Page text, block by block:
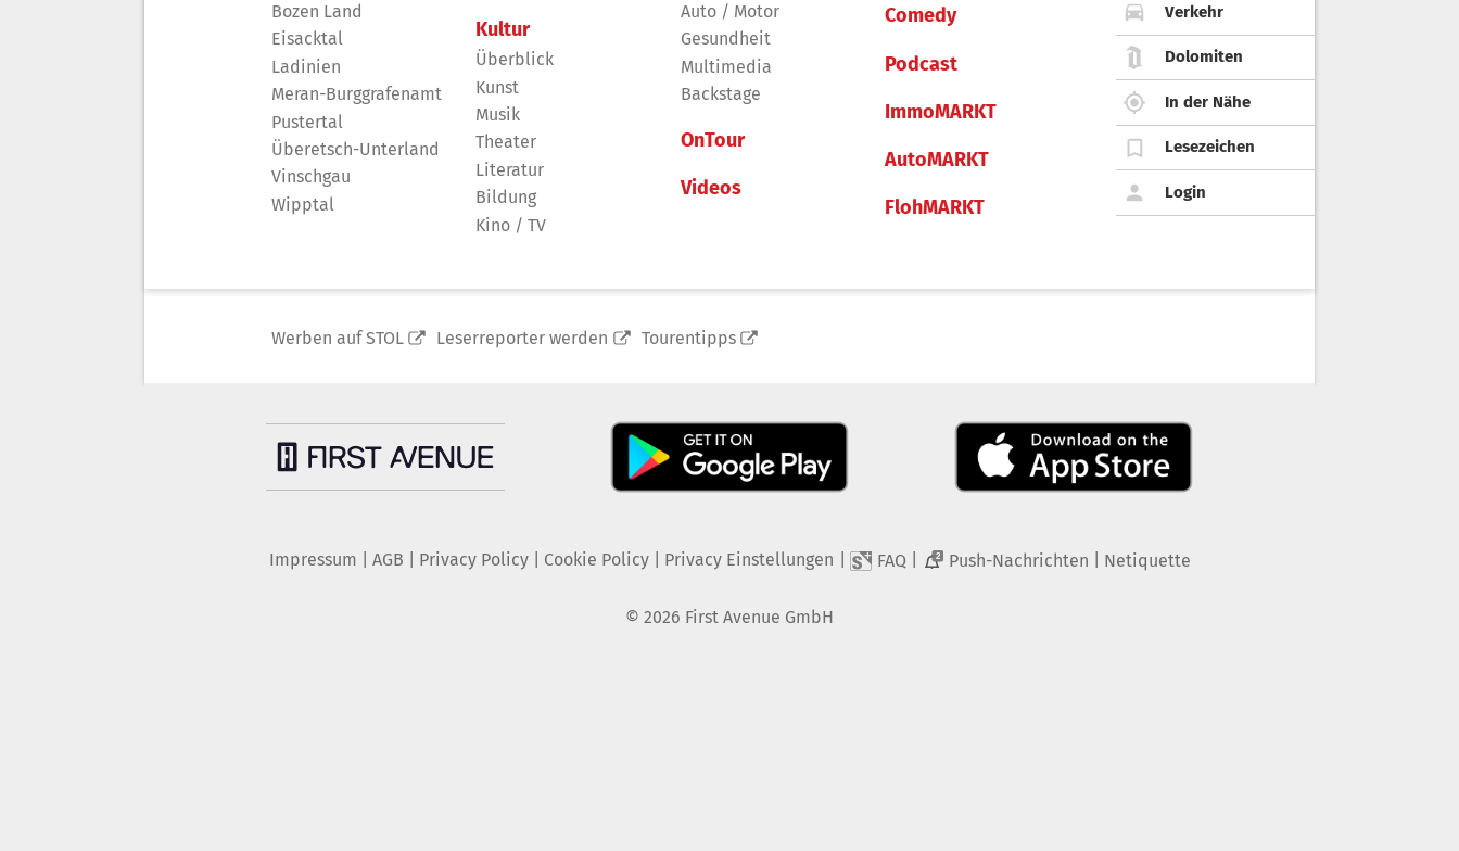
Bozen Land
Eisacktal
Ladinien
Meran-Burggrafenamt
Pustertal
Überetsch-Unterland
Vinschgau
Wipptal
Kultur
Überblick
Kunst
Musik
Theater
Literatur
Bildung
Kino / TV
Auto / Motor
Gesundheit
Multimedia
Backstage
OnTour
Videos
Comedy
Podcast
ImmoMARKT
AutoMARKT
FlohMARKT
Verkehr
Dolomiten
In der Nähe
Lesezeichen
Login
Werben auf STOL Leserreporter werden Tourentipps
Impressum AGB Privacy Policy| Cookie Policy| Privacy Einstellungen FAQ 2 Push-Nachrichten Netiquette
© 2026 First Avenue GmbH